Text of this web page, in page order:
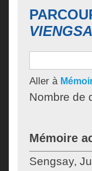
Aller à
Nombre de
Mémoire
Sengsay,